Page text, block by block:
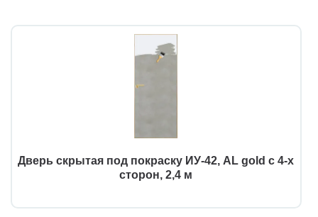
Дверь скрытая под покраску ИУ-42, AL gold с 4-х
сторон, 2,4 м